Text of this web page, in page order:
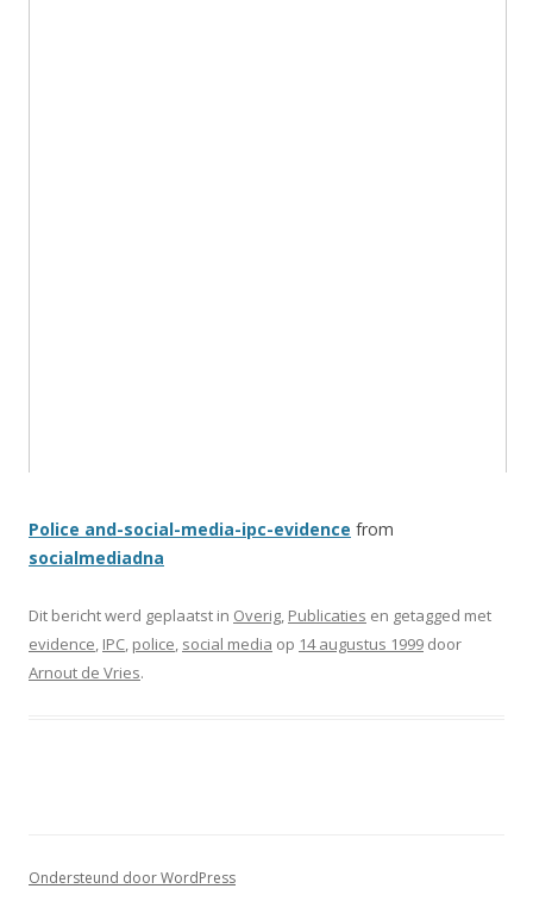
Police and-social-media-ipc-evidence from
socialmediadna
Dit bericht werd geplaatst in Overig, Publicaties en getagged met
evidence, IPC, police, social media op 14 augustus 1999 door
Arnout de Vries.
Ondersteund door WordPress